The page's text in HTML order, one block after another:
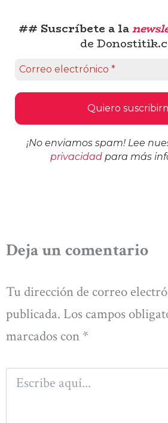
## Suscríbete a la
de
¡No enviamos spam! Lee
privacidad para más
Deja un comentario
Tu dirección de correo
publicada. Los campos
marcados con *
Escribe
aquí...